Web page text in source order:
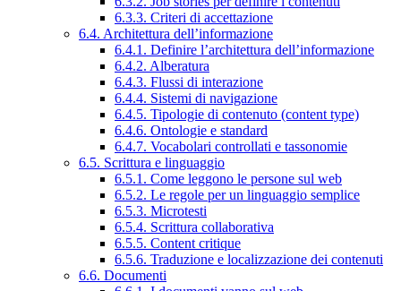
6.3.3. Criteri di accettazione
6.4. Architettura dell’informazione
6.4.1. Definire l’architettura dell’informazione
6.4.2. Alberatura
6.4.3. Flussi di interazione
6.4.4. Sistemi di navigazione
6.4.5. Tipologie di contenuto (content type)
6.4.6. Ontologie e standard
6.4.7. Vocabolari controllati e tassonomie
6.5. Scrittura e linguaggio
6.5.1. Come leggono le persone sul web
6.5.2. Le regole per un linguaggio semplice
6.5.3. Microtesti
6.5.4. Scrittura collaborativa
6.5.5. Content critique
6.5.6. Traduzione e localizzazione dei contenuti
6.6. Documenti